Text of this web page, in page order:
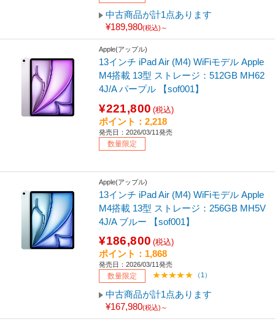
中古商品が計1点あります
¥189,980(税込)～
Apple(アップル)
13インチ iPad Air (M4) WiFiモデル Apple
M4搭載 13型 ストレージ：512GB MH62
4J/A パープル 【sof001】
¥221,800 (税込)
ポイント：2,218
発売日：2026/03/11発売
数量限定
Apple(アップル)
13インチ iPad Air (M4) WiFiモデル Apple
M4搭載 13型 ストレージ：256GB MH5V
4J/A ブルー 【sof001】
¥186,800 (税込)
ポイント：1,868
発売日：2026/03/11発売
数量限定 （1）
中古商品が計1点あります
¥167,980(税込)～